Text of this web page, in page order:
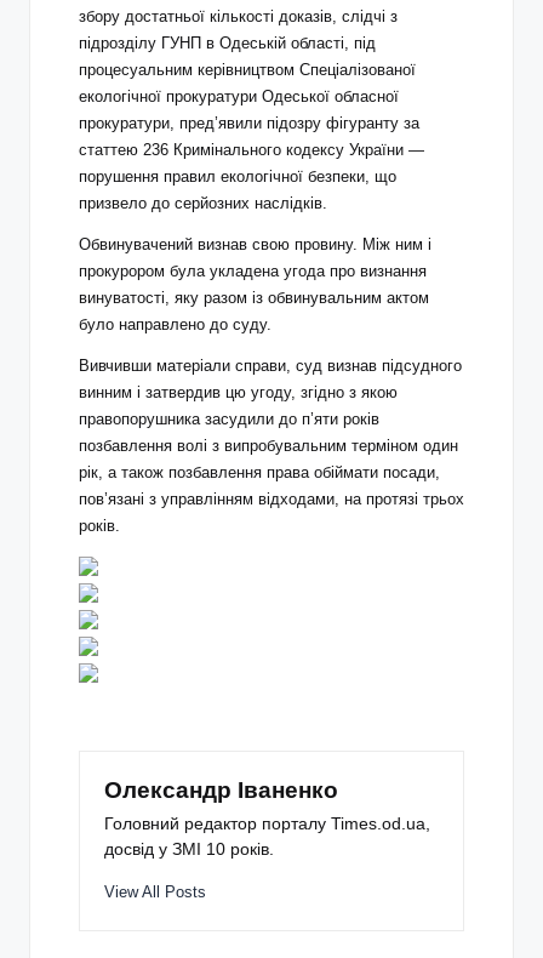
збору достатньої кількості доказів, слідчі з
підрозділу ГУНП в Одеській області, під
процесуальним керівництвом Спеціалізованої
екологічної прокуратури Одеської обласної
прокуратури, пред’явили підозру фігуранту за
статтею 236 Кримінального кодексу України —
порушення правил екологічної безпеки, що
призвело до серйозних наслідків.
Обвинувачений визнав свою провину. Між ним і
прокурором була укладена угода про визнання
винуватості, яку разом із обвинувальним актом
було направлено до суду.
Вивчивши матеріали справи, суд визнав підсудного
винним і затвердив цю угоду, згідно з якою
правопорушника засудили до п’яти років
позбавлення волі з випробувальним терміном один
рік, а також позбавлення права обіймати посади,
пов’язані з управлінням відходами, на протязі трьох
років.
Олександр Іваненко
Головний редактор порталу Times.od.ua,
досвід у ЗМІ 10 років.
View All Posts